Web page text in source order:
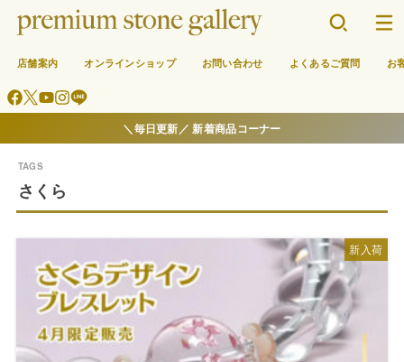
店舗案内 オンラインショップ お問い合わせ よくあるご質問 お
＼毎日更新／ 新着商品コーナー
さくら
新入荷